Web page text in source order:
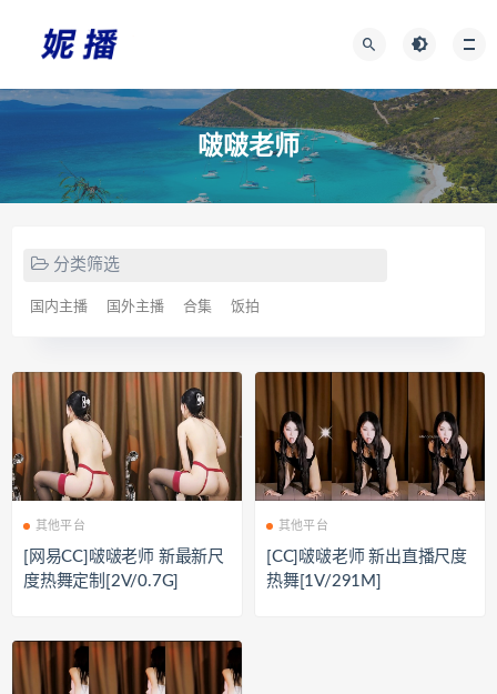
啵啵老师
分类筛选
国内主播 国外主播 合集 饭拍
其他平台
[网易CC]啵啵老师 新最新尺
度热舞定制[2V/0.7G]
其他平台
[CC]啵啵老师 新出直播尺度
热舞[1V/291M]